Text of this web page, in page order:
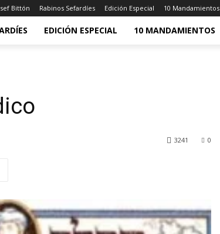
Bittón Rabinos Sefardíes Edición Especial 10 Mandamientos
EDICIÓN ESPECIAL 10 MANDAMIENTOS
0
3241